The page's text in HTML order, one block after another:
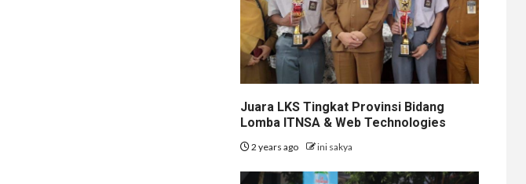
Juara LKS Tingkat Provinsi Bidang
Lomba ITNSA & Web Technologies
2 years ago ini sakya